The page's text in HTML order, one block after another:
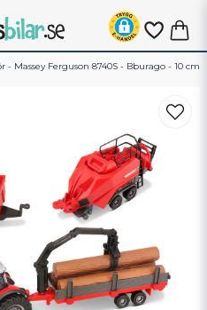
Massey Ferguson 8740S - Bburago - 10 cm